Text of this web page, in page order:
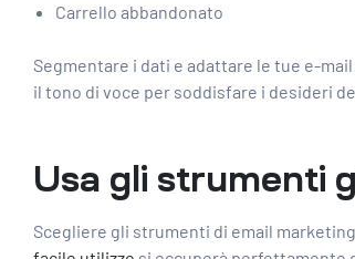
Carrello abbandonato
Segmentare i dati e adattare le tue e-
il tono di voce per soddisfare i desideri
Usa gli strumenti
Scegliere gli strumenti di email marketing